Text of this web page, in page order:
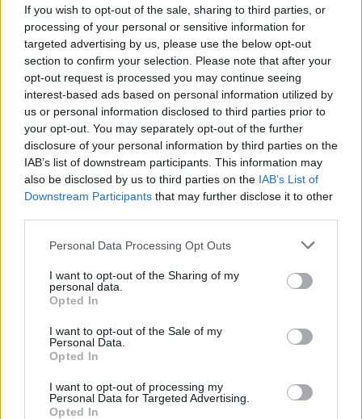
If you wish to opt-out of the sale, sharing to third parties, or
processing of your personal or sensitive information for
targeted advertising by us, please use the below opt-out
section to confirm your selection. Please note that after your
opt-out request is processed you may continue seeing
interest-based ads based on personal information utilized by
us or personal information disclosed to third parties prior to
your opt-out. You may separately opt-out of the further
disclosure of your personal information by third parties on the
IAB’s list of downstream participants. This information may
also be disclosed by us to third parties on the IAB’s List of
Downstream Participants that may further disclose it to other
Please note that this website/app uses one or more Google
not limited to your visit or usage behaviour. You may click to
grant or deny consent to Google and its third-party tags to
use your data for below specified purposes in below Google
consent section.
Personal Data Processing Opt Outs
I want to opt-out of the Sharing of my
personal data.
Opted In
I want to opt-out of the Sale of my
Personal Data.
Opted In
I want to opt-out of processing my
Personal Data for Targeted Advertising.
Opted In
Η διοίκηση της Κύμης και αυτή του
Ερμή Αγιάς, που αγωνίζεται στο
πρωτάθλημα της Α2 κατηγορίας,
έχουν έρθει σε...
Κύμη: Σκέφτεται να πουλήσει
στο Λαύριο τη θέση της στο
πρωτάθλημα!
13/JUN/19 14:25
Κύμη και Λαύριο βρίσκονται σε συζητήσεις για τη θέση στη
Basket League, που οι Ευβοιώτες εξασφάλισαν τη
Καρινιάουσκας: Αθωώθηκε για
στοιχηματισμού
Ο Βάιντας Καρινιάουσκας που έπαιξε σε δύο διαφορετικές
σεζόν στην Κύμη, είχε στιγματιστεί με κατηγορίες και
έρευνα εις βάρος...
Παναθηναϊκός: -6 και